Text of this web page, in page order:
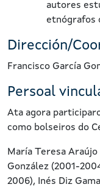
autores
etnógrafos
Dirección/
Francisco García
Persoal
Ata agora
como bolseiros do
María Teresa
González (2001-
2006), Inés Diz